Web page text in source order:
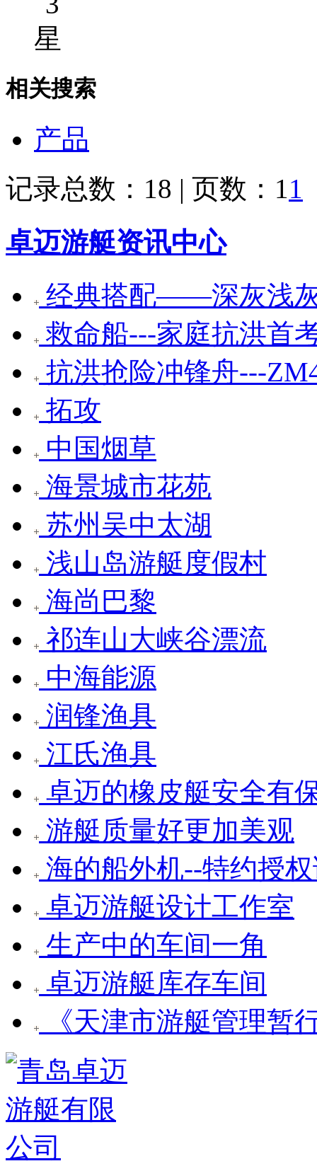
相关搜索
产品
记录总数：18 | 页数：11
卓迈游艇资讯中心
经典搭配——深灰浅
救命船---家庭抗洪首
抗洪抢险冲锋舟---
拓攻
中国烟草
海景城市花苑
苏州吴中太湖
浅山岛游艇度假村
海尚巴黎
祁连山大峡谷漂流
中海能源
润锋渔具
江氏渔具
卓迈的橡皮艇安全有
游艇质量好更加美观
海的船外机--特约授
卓迈游艇设计工作室
生产中的车间一角
卓迈游艇库存车间
《天津市游艇管理暂